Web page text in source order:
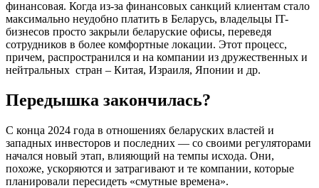
финансовая. Когда из-за финансовых санкций клиентам стало
максимально неудобно платить в Беларусь, владельцы IT-
бизнесов просто закрыли беларуские офисы, переведя
сотрудников в более комфортные локации. Этот процесс,
причем, распространился и на компании из дружественных и
нейтральных стран – Китая, Израиля, Японии и др.
Передышка закончилась?
С конца 2024 года в отношениях беларуских властей и
западных инвесторов и последних — со своими регуляторами
начался новый этап, влияющий на темпы исхода. Они,
похоже, ускоряются и затрагивают и те компании, которые
планировали пересидеть «смутные времена».